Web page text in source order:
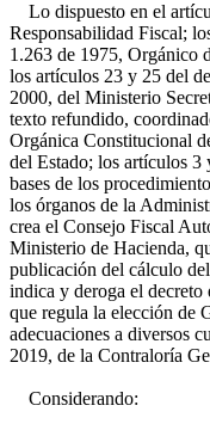
Lo dispuesto en el
Responsabilidad Fiscal;
1.263 de 1975, Orgánico
los artículos 23 y 25 del
2000, del Ministerio
texto refundido,
Orgánica Constitucional
del Estado; los artículos 3
bases de los
los órganos de la
crea el Consejo Fiscal
Ministerio de Hacienda,
publicación del cálculo
indica y deroga el
que regula la elección de
adecuaciones a diversos
2019, de la Contraloría
Considerando: